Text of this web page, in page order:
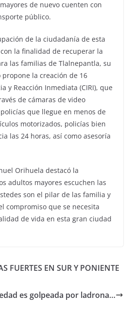
de nuevo cuenten con
público.
de la ciudadanía de esta
la finalidad de recuperar la
las familias de Tlalnepantla, su
la creación de 16
y Reacción Inmediata (CIRI), que
de cámaras de video
que llegue en menos de
motorizados, policías bien
las 24 horas, así como asesoría
Orihuela destacó la
adultos mayores escuchen las
son el pilar de las familia y
compromiso que se necesita
de vida en esta gran ciudad
FUERTES EN SUR Y PONIENTE
es golpeada por ladrona…